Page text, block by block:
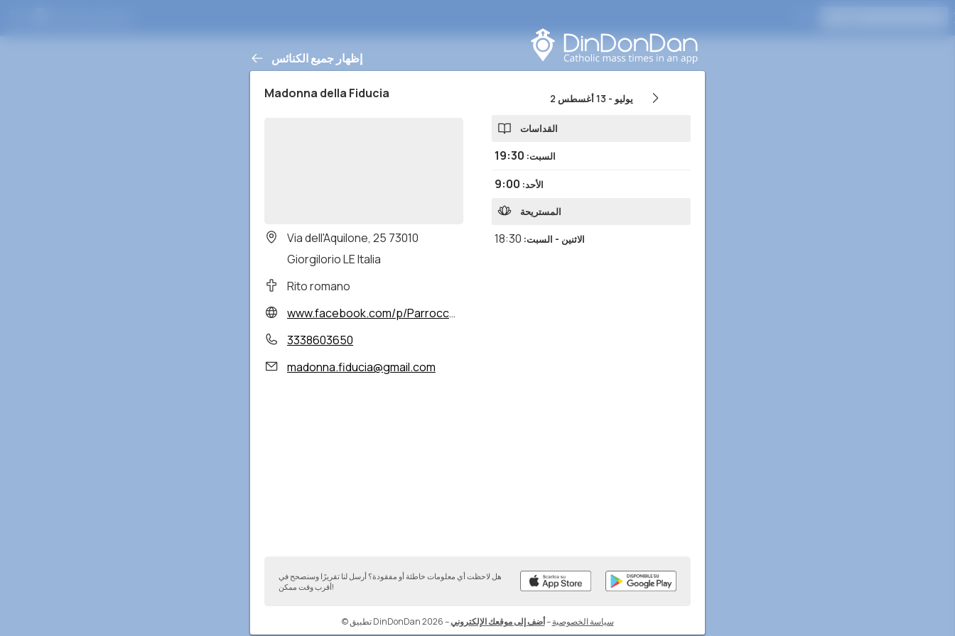
إظهار جميع الكنائس
Madonna della Fiducia
Via dell'Aquilone, 25 73010
Giorgilorio LE Italia
Rito romano
www.facebook.com/p/Parrocchia-Giorgilorio-Lecce-100086589361927/?locale=it_IT
3338603650
madonna.fiducia@gmail.com
2 يوليو -13 أغسطس
القداسات
السبت:
19:30
الأحد:
9:00
المستريحة
الاثنين - السبت:
18:30
هل لاحظت أي معلومات خاطئة أو مفقودة؟ أرسل لنا تقريرًا وسنصحح في
أقرب وقت ممكن!
© تطبيق DinDonDan 2026– سياسة الخصوصية –أضف إلى موقعك الإلكتروني